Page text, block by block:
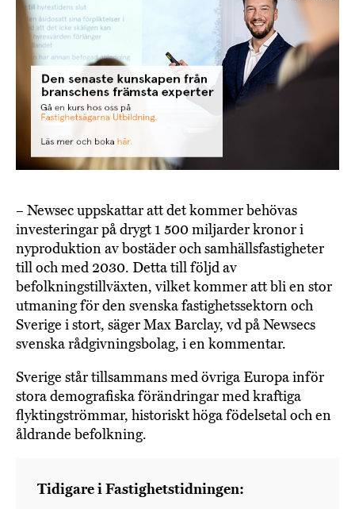
– Newsec uppskattar att det kommer behövas
investeringar på drygt 1 500 miljarder kronor i
nyproduktion av bostäder och samhällsfastigheter
till och med 2030. Detta till följd av
befolkningstillväxten, vilket kommer att bli en stor
utmaning för den svenska fastighetssektorn och
Sverige i stort, säger Max Barclay, vd på Newsecs
svenska rådgivningsbolag, i en kommentar.
Sverige står tillsammans med övriga Europa inför
stora demografiska förändringar med kraftiga
flyktingströmmar, historiskt höga födelsetal och en
åldrande befolkning.
Tidigare i Fastighetstidningen: